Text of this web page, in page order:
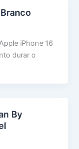
iPhone 16
durar o
By